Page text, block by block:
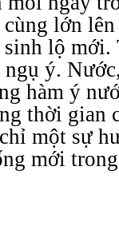
lớn
lộ
ý.
hàm ý
thời gian
một sự
mới